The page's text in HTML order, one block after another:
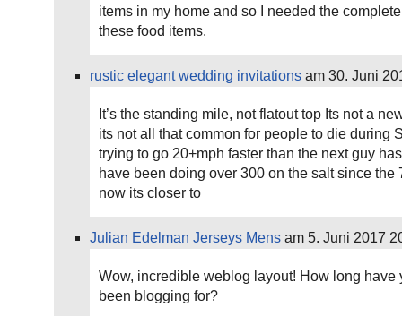
items in my home and so I needed the
these food items.
rustic elegant wedding invitations am 30. Juni
It’s the standing mile, not flatout top Its not a
its not all that common for people to die during
trying to go 20+mph faster than the next guy
have been doing over 300 on the salt since the
now its closer to
Julian Edelman Jerseys Mens am 5. Juni 2017
Wow, incredible weblog layout! How long have
been blogging for?